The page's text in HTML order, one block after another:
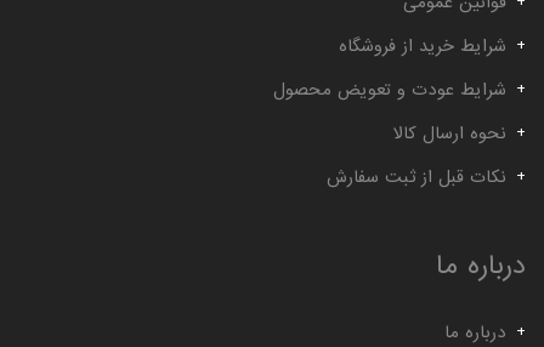
شرایط خرید از فروشگاه
شرایط عودت و تعویض محصول
نحوه ارسال کالا
نکات قبل از ثبت سفارش
درباره ما
درباره ما